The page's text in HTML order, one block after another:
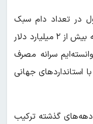
در تعداد دام سبک
محسوب می‌شود، افزود: در طی دو سال گذشته بیش از ۲ میلیارد دلار
سرانه مصرف
استانداردهای جهانی
گذشته ترکیب